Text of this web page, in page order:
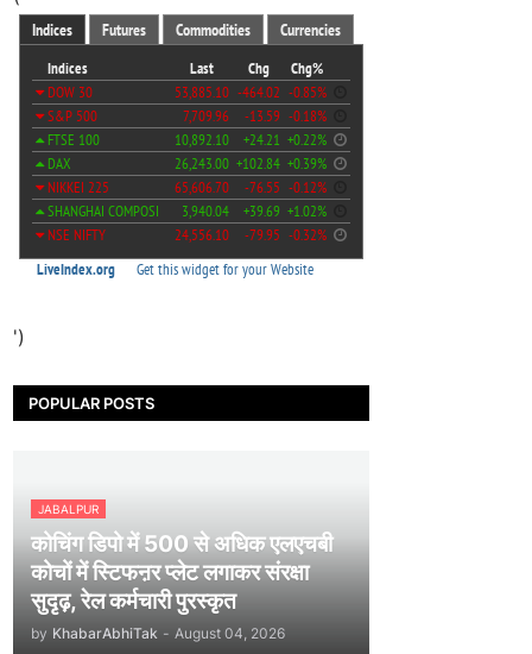
')
POPULAR POSTS
JABALPUR
कोचिंग डिपो में 500 से अधिक एलएचबी
कोचों में स्टिफऩर प्लेट लगाकर संरक्षा
सुदृढ़, रेल कर्मचारी पुरस्कृत
by KhabarAbhiTak - August 04, 2026